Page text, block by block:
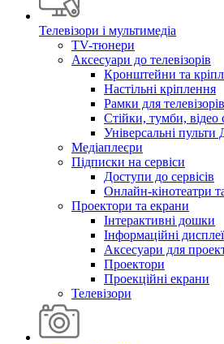
Телевізори і мультимедіа
TV-тюнери
Аксесуари до телевізорів
Кронштейни та
Настільні кріплення
Рамки для телевізорів
Стійки, тумби, відео
Універсальні
Медіаплеєри
Підписки на сервіси
Доступи до сервісів
Онлайн-кінотеатри
Проектори та екрани
Інтерактивні дошки
Інформаційні дисплеї
Аксесуари для
Проектори
Проекційні екрани
Телевізори